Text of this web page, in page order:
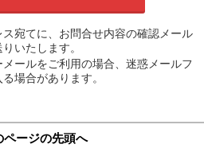
宛てに、お問合せ内容の確認メール
いたします。
ールをご利用の場合、迷惑メールフ
場合があります。
ページの先頭へ